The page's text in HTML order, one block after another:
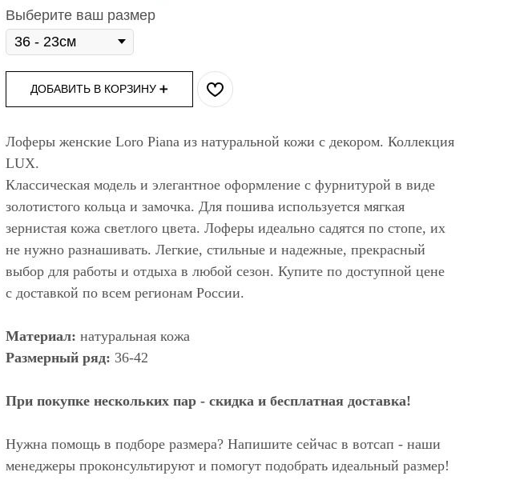
Выберите ваш размер
ДОБАВИТЬ В КОРЗИНУ ➕
Лоферы женские Loro Piana из натуральной кожи с декором. Коллекция
LUX.
Классическая модель и элегантное оформление с фурнитурой в виде
золотистого кольца и замочка. Для пошива используется мягкая
зернистая кожа светлого цвета. Лоферы идеально садятся по стопе, их
не нужно разнашивать. Легкие, стильные и надежные, прекрасный
выбор для работы и отдыха в любой сезон. Купите по доступной цене
с доставкой по всем регионам России.
Материал: натуральная кожа
Размерный ряд: 36-42
При покупке нескольких пар - скидка и бесплатная доставка!
Нужна помощь в подборе размера? Напишите сейчас в вотсап - наши
менеджеры проконсультируют и помогут подобрать идеальный размер!